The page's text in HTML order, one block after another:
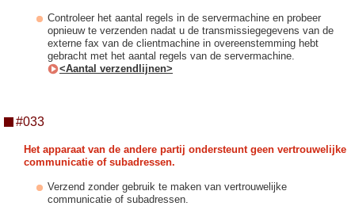
Controleer het aantal regels in de servermachine en probeer
opnieuw te verzenden nadat u de transmissiegegevens van de
externe fax van de clientmachine in overeenstemming hebt
gebracht met het aantal regels van de servermachine.
<Aantal verzendlijnen>
#033
Het apparaat van de andere partij ondersteunt geen vertrouwelijke
communicatie of subadressen.
Verzend zonder gebruik te maken van vertrouwelijke
communicatie of subadressen.